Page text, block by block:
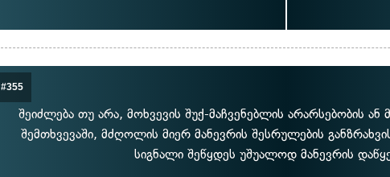
#355
შეიძლება თუ არა, მოხვევის შუქ-მაჩვენებლის არარსებობის ან
შემთხვევაში, მძღოლის მიერ მანევრის შესრულების
სიგნალი შეწყდეს უშუალოდ მანევრის